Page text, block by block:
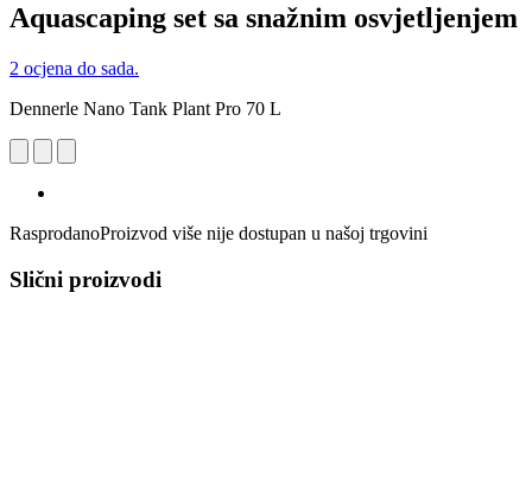
Aquascaping set sa snažnim osvjetljenjem
2 ocjena do sada.
Dennerle Nano Tank Plant Pro 70 L
RasprodanoProizvod više nije dostupan u našoj trgovini
Slični proizvodi